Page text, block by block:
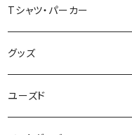
Tシャツ・パーカー
半袖Tシャツ
長袖Tシャツ
グッズ
バッグ・ポーチ
ユーズド